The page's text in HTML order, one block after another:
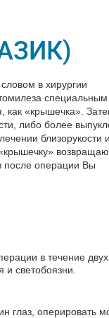
в хирургии
специальным
как «крышечка».
либо более
близорукости
после операции Вы
в течение двух
светобоязни.
глаз, оперировать